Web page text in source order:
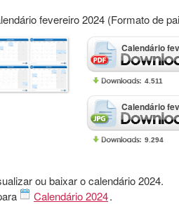
fevereiro 2024 (Formato de
Calendário
4.511
Calendário
9.294
ou baixar o calendário 2024.
Calendário 2024.